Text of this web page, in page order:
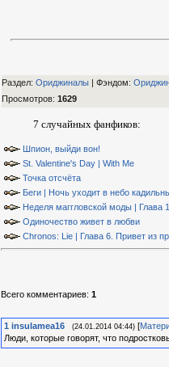
Раздел: Ориджиналы | Фэндом:
Просмотров: 1629
7 случайных фанфиков:
Шпион, выйди вон!
St. Valentine's Day | With Me
Точка отсчёта
Беги | Ночь уходит в небо
Неделя маггловской моды | Глава
Одиночество живет в любви
Chronos: Lie | Глава 6. Привет из
Всего комментариев: 1
1 insulamea16 (24.01.2014 04:44) [
Люди, которые говорят, что